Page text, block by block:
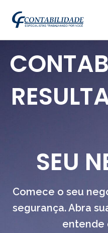
SEU
Comece o seu
segurança. Abra
entende